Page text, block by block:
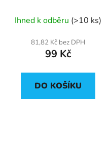
Ihned k odběru (>10 ks)
81,82 Kč bez DPH
99 Kč
DO KOŠÍKU